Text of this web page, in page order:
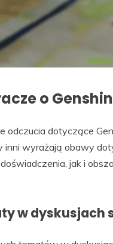
o
odczucia dotyczące
wyrażają obawy
jak i
w dyskusjach